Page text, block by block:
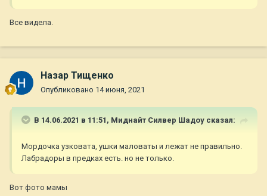
Все видела.
Назар Тищенко
Опубликовано 14 июня, 2021
В 14.06.2021 в 11:51, Миднайт Силвер Шадоу сказал:
Мордочка узковата, ушки маловаты и лежат не правильно.
Лабрадоры в предках есть. но не только.
Вот фото мамы